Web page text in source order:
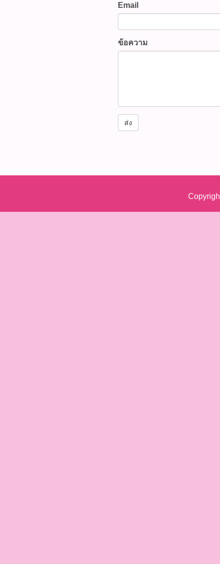
@peeranun8336
Email
ข้อความ
ส่ง